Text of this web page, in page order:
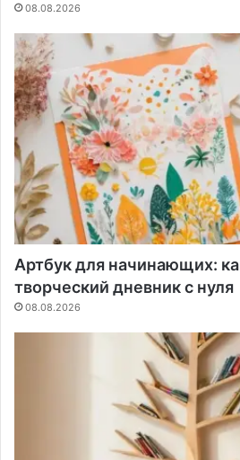
08.08.2026
Артбук для начинающих:
творческий дневник с нуля
08.08.2026